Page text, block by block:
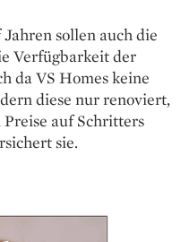
sol­len auch die
Ver­fügbarkeit der
da VS Homes keine
diese nur renoviert,
auf Schritters
sie.